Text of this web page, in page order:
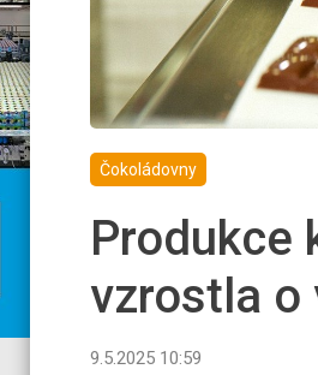
Čokoládovny
Produkce
vzrostla o
9.5.2025 10:59